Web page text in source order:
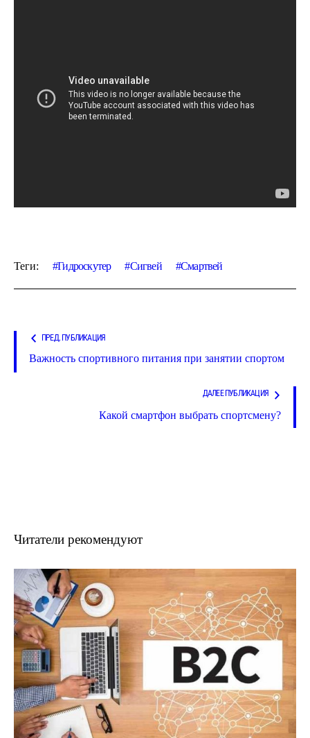
Теги: Гидроскутер Сигвей Смартвей
ПРЕД. ПУБЛИКАЦИЯ
Важность спортивного питания при занятии спортом
ДАЛЕЕ ПУБЛИКАЦИЯ
Какой смартфон выбрать спортсмену?
Читатели рекомендуют